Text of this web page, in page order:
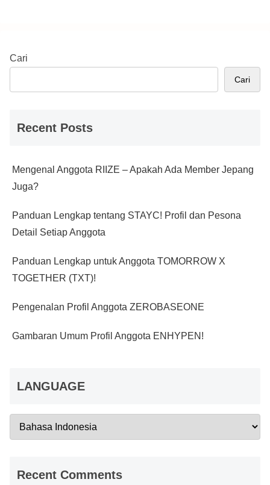
Cari
Cari
Recent Posts
Mengenal Anggota RIIZE – Apakah Ada Member Jepang
Juga?
Panduan Lengkap tentang STAYC! Profil dan Pesona
Detail Setiap Anggota
Panduan Lengkap untuk Anggota TOMORROW X
TOGETHER (TXT)!
Pengenalan Profil Anggota ZEROBASEONE
Gambaran Umum Profil Anggota ENHYPEN!
LANGUAGE
Recent Comments